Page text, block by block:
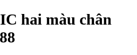
hai màu chân